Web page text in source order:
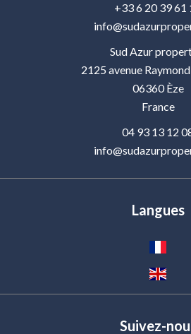
+33 6 20 39 61
Sud Azur
2125 avenue
06360Èze
France
04 93 13 12
Langues
Suivez-